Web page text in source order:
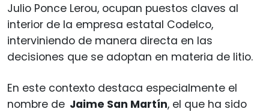
Julio Ponce Lerou, ocupan puestos claves al
interior de la empresa estatal Codelco,
interviniendo de manera directa en las
decisiones que se adoptan en materia de litio.
En este contexto destaca especialmente el
nombre de Jaime San Martín, el que ha sido